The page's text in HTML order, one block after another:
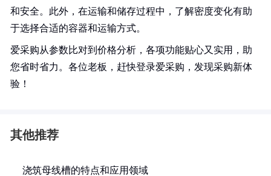
和安全。此外，在运输和储存过程中，了解密度变化有助
于选择合适的容器和运输方式。
爱采购从参数比对到价格分析，各项功能贴心又实用，助
您省时省力。各位老板，赶快登录爱采购，发现采购新体
验！
其他推荐
浇筑母线槽的特点和应用领域